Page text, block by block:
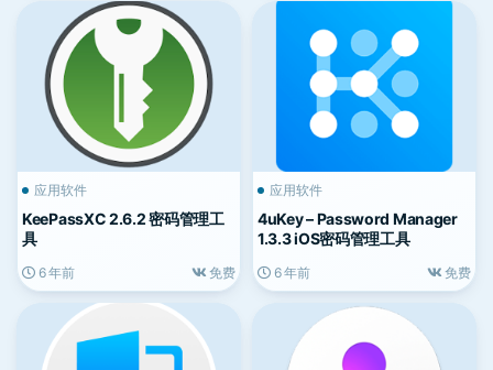
应用软件
KeePassXC 2.6.2 密码管理工
具
6 年前 免费
应用软件
4uKey – Password Manager
1.3.3 iOS密码管理工具
6 年前 免费